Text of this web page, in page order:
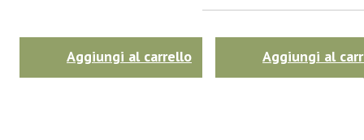
Aggiungi al carrello Aggiungi al